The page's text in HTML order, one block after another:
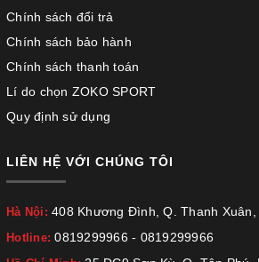
Chính sách đổi trả
Chính sách bảo hành
Chính sách thanh toán
Lí do chọn ZOKO SPORT
Quy định sử dụng
LIÊN HỆ VỚI CHÚNG TÔI
Hà Nội: 408 Khương Đình, Q. Thanh Xuân,
Hotline:0819299966 - 0819299966